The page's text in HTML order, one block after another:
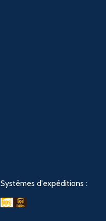
Systèmes d'expéditions :